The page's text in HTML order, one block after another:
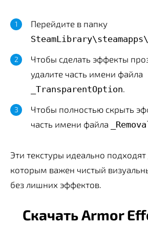
Перейдите в папку
Чтобы сделать эффекты
удалите часть имени файла
_TransparentOption
Чтобы полностью скрыть
часть имени файла
Эти текстуры идеально подходят
которым важен чистый
без лишних эффектов.
Скачать Armor